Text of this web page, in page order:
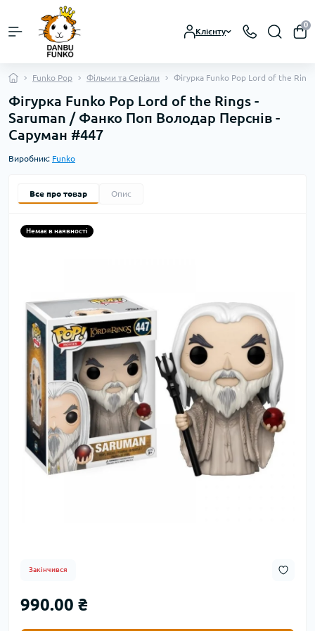
Клієнту
0
Funko Pop Фільми та Серіали Фігурка Funko Pop Lord of the
Фігурка Funko Pop Lord of the Rings -
Saruman / Фанко Поп Володар Перснів -
Саруман #447
Виробник: Funko
Все про товар Опис
Немає в наявності
Закінчився
990.00 ₴